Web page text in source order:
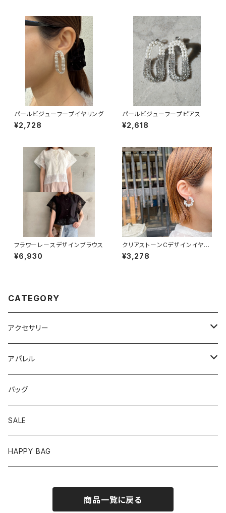
パールビジューフープイヤリング
¥2,728
パールビジューフープピアス
¥2,618
フラワーレースデザインブラウス
¥6,930
クリアストーンCデザインイヤリ
ング
¥3,278
CATEGORY
アクセサリー
ピアス
イヤリング
リング
バングル/ブレスレット
アパレル
トップス
ワンピース
ボトムス
バッグ
SALE
HAPPY BAG
商品一覧に戻る